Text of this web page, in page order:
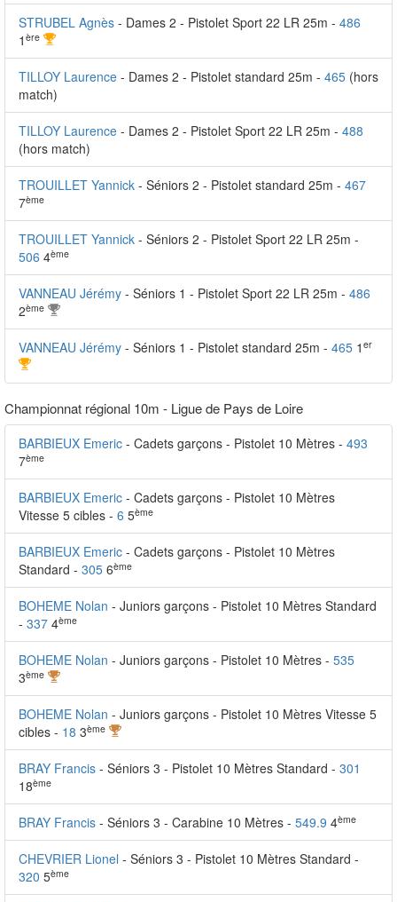
STRUBEL Agnès - Dames 2 - Pistolet Sport 22 LR 25m - 486
1 ère
TILLOY Laurence - Dames 2 - Pistolet standard 25m - 465 (hors
match)
TILLOY Laurence - Dames 2 - Pistolet Sport 22 LR 25m - 488
(hors match)
TROUILLET Yannick - Séniors 2 - Pistolet standard 25m - 467
7ème
TROUILLET Yannick - Séniors 2 - Pistolet Sport 22 LR 25m -
506 4ème
VANNEAU Jérémy - Séniors 1 - Pistolet Sport 22 LR 25m - 486
2ème
VANNEAU Jérémy - Séniors 1 - Pistolet standard 25m - 465 1 er
Championnat régional 10m - Ligue de Pays de Loire
BARBIEUX Emeric - Cadets garçons - Pistolet 10 Mètres - 493
7ème
BARBIEUX Emeric - Cadets garçons - Pistolet 10 Mètres
Vitesse 5 cibles - 6 5ème
BARBIEUX Emeric - Cadets garçons - Pistolet 10 Mètres
Standard - 305 6ème
BOHEME Nolan - Juniors garçons - Pistolet 10 Mètres Standard
- 337 4ème
BOHEME Nolan - Juniors garçons - Pistolet 10 Mètres - 535
3ème
BOHEME Nolan - Juniors garçons - Pistolet 10 Mètres Vitesse 5
cibles - 18 3ème
BRAY Francis - Séniors 3 - Pistolet 10 Mètres Standard - 301
18ème
BRAY Francis - Séniors 3 - Carabine 10 Mètres - 549.9 4ème
CHEVRIER Lionel - Séniors 3 - Pistolet 10 Mètres Standard -
320 5ème